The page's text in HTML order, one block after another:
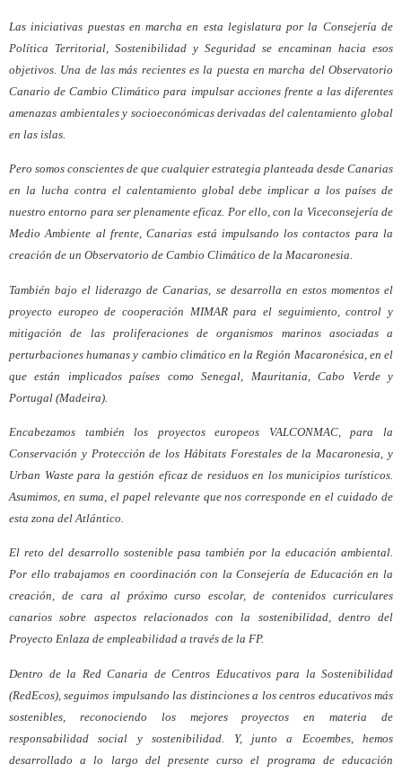
Las iniciativas puestas en marcha en esta legislatura por la Consejería de
Política Territorial, Sostenibilidad y Seguridad se encaminan hacia esos
objetivos. Una de las más recientes es la puesta en marcha del Observatorio
Canario de Cambio Climático para impulsar acciones frente a las diferentes
amenazas ambientales y socioeconómicas derivadas del calentamiento global
en las islas.
Pero somos conscientes de que cualquier estrategia planteada desde Canarias
en la lucha contra el calentamiento global debe implicar a los países de
nuestro entorno para ser plenamente eficaz. Por ello, con la Viceconsejería de
Medio Ambiente al frente, Canarias está impulsando los contactos para la
creación de un Observatorio de Cambio Climático de la Macaronesia.
También bajo el liderazgo de Canarias, se desarrolla en estos momentos el
proyecto europeo de cooperación MIMAR para el seguimiento, control y
mitigación de las proliferaciones de organismos marinos asociadas a
perturbaciones humanas y cambio climático en la Región Macaronésica, en el
que están implicados países como Senegal, Mauritania, Cabo Verde y
Portugal (Madeira).
Encabezamos también los proyectos europeos VALCONMAC, para la
Conservación y Protección de los Hábitats Forestales de la Macaronesia, y
Urban Waste para la gestión eficaz de residuos en los municipios turísticos.
Asumimos, en suma, el papel relevante que nos corresponde en el cuidado de
esta zona del Atlántico.
El reto del desarrollo sostenible pasa también por la educación ambiental.
Por ello trabajamos en coordinación con la Consejería de Educación en la
creación, de cara al próximo curso escolar, de contenidos curriculares
canarios sobre aspectos relacionados con la sostenibilidad, dentro del
Proyecto Enlaza de empleabilidad a través de la FP.
Dentro de la Red Canaria de Centros Educativos para la Sostenibilidad
(RedEcos), seguimos impulsando las distinciones a los centros educativos más
sostenibles, reconociendo los mejores proyectos en materia de
responsabilidad social y sostenibilidad. Y, junto a Ecoembes, hemos
desarrollado a lo largo del presente curso el programa de educación